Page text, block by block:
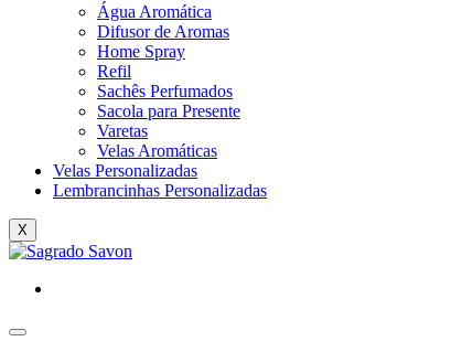
Água Aromática
Difusor de Aromas
Home Spray
Refil
Sachês Perfumados
Sacola para Presente
Varetas
Velas Aromáticas
Velas Personalizadas
Lembrancinhas Personalizadas
X